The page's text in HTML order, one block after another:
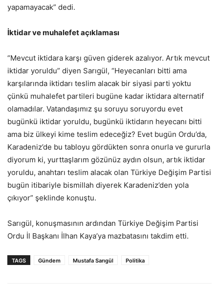
yapamayacak” dedi.
İktidar ve muhalefet açıklaması
“Mevcut iktidara karşı güven giderek azalıyor. Artık mevcut
iktidar yoruldu” diyen Sarıgül, “Heyecanları bitti ama
karşılarında iktidarı teslim alacak bir siyasi parti yoktu
çünkü muhalefet partileri bugüne kadar iktidara alternatif
olamadılar. Vatandaşımız şu soruyu soruyordu evet
bugünkü iktidar yoruldu, bugünkü iktidarın heyecanı bitti
ama biz ülkeyi kime teslim edeceğiz? Evet bugün Ordu’da,
Karadeniz’de bu tabloyu gördükten sonra onurla ve gururla
diyorum ki, yurttaşlarım gözünüz aydın olsun, artık iktidar
yoruldu, anahtarı teslim alacak olan Türkiye Değişim Partisi
bugün itibariyle bismillah diyerek Karadeniz’den yola
çıkıyor” şeklinde konuştu.
Sarıgül, konuşmasının ardından Türkiye Değişim Partisi
Ordu İl Başkanı İlhan Kaya’ya mazbatasını takdim etti.
TAGS Gündem Mustafa Sarıgül Politika